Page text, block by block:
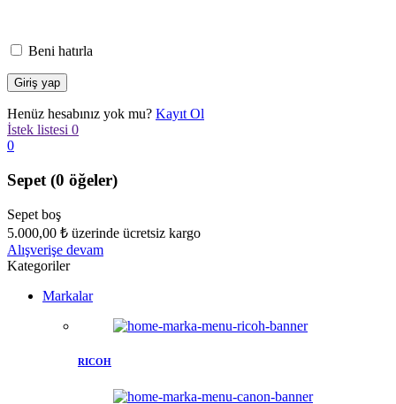
Beni hatırla
Henüz hesabınız yok mu? Kayıt Ol
İstek listesi 0
0
Sepet (0 öğeler)
Sepet boş
5.000,00 ₺ üzerinde ücretsiz kargo
Alışverişe devam
Kategoriler
Markalar
RICOH